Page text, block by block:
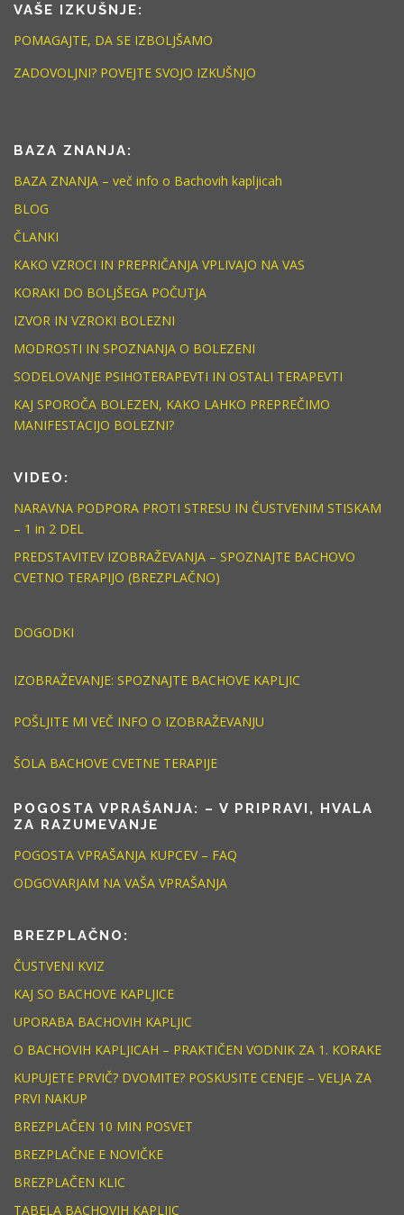
VAŠE IZKUŠNJE:
POMAGAJTE, DA SE IZBOLJŠAMO
ZADOVOLJNI? POVEJTE SVOJO IZKUŠNJO
BAZA ZNANJA:
BAZA ZNANJA – več info o Bachovih kapljicah
BLOG
ČLANKI
KAKO VZROCI IN PREPRIČANJA VPLIVAJO NA VAS
KORAKI DO BOLJŠEGA POČUTJA
IZVOR IN VZROKI BOLEZNI
MODROSTI IN SPOZNANJA O BOLEZENI
SODELOVANJE PSIHOTERAPEVTI IN OSTALI TERAPEVTI
KAJ SPOROČA BOLEZEN, KAKO LAHKO PREPREČIMO
MANIFESTACIJO BOLEZNI?
VIDEO:
NARAVNA PODPORA PROTI STRESU IN ČUSTVENIM STISKAM
– 1 in 2 DEL
PREDSTAVITEV IZOBRAŽEVANJA – SPOZNAJTE BACHOVO
CVETNO TERAPIJO (BREZPLAČNO)
DOGODKI
IZOBRAŽEVANJE: SPOZNAJTE BACHOVE KAPLJIC
POŠLJITE MI VEČ INFO O IZOBRAŽEVANJU
ŠOLA BACHOVE CVETNE TERAPIJE
POGOSTA VPRAŠANJA: – V PRIPRAVI, HVALA
ZA RAZUMEVANJE
POGOSTA VPRAŠANJA KUPCEV – FAQ
ODGOVARJAM NA VAŠA VPRAŠANJA
BREZPLAČNO:
ČUSTVENI KVIZ
KAJ SO BACHOVE KAPLJICE
UPORABA BACHOVIH KAPLJIC
O BACHOVIH KAPLJICAH – PRAKTIČEN VODNIK ZA 1. KORAKE
KUPUJETE PRVIČ? DVOMITE? POSKUSITE CENEJE – VELJA ZA
PRVI NAKUP
BREZPLAČEN 10 MIN POSVET
BREZPLAČNE E NOVIČKE
BREZPLAČEN KLIC
TABELA BACHOVIH KAPLJIC